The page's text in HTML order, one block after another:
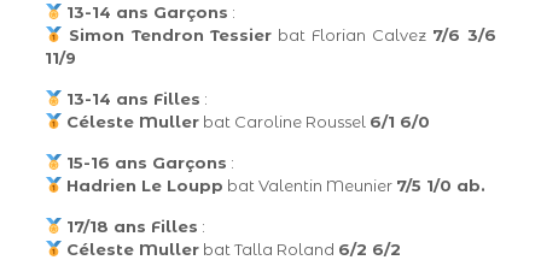
13-14 ans Garçons :
Simon Tendron Tessier bat Florian Calvez 7/6 3/6
11/9
13-14 ans Filles :
Céleste Mullerbat Caroline Roussel 6/1 6/0
15-16 ans Garçons :
Hadrien Le Loupp bat Valentin Meunier 7/5 1/0 ab.
17/18 ans Filles :
Céleste Mullerbat Talla Roland 6/2 6/2